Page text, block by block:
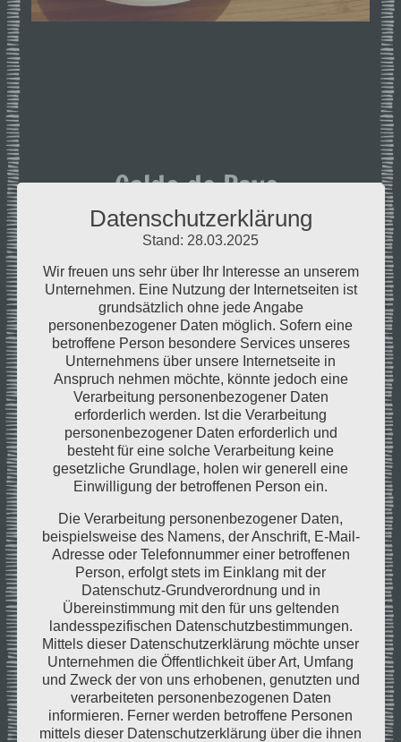
Caldo de Pavo:
Truthahnsuppe
Kategorie FOOD
Was mit Schmackes!
Zartes Putenfleisch aus der Keule trifft auf
knackige Zucchini und sonnengelben Mais. Bohnen
und Kartoffeln bilden die Basis. Zwiebeln, Koriander
und Chili geben der Suppe den nötigen Pfiff. Dazu
Limette, für eine gute Portion Frische.
#conlocapasion#cocinalatino#foodtruckfood
#einfachreinbeißen #zumlöffeln
Post
navigation
vorheriger Beitrag Post
navigation
nächster Beitrag
Datenschutzerklärung
Stand: 28.03.2025
Wir freuen uns sehr über Ihr Interesse an unserem
Unternehmen. Eine Nutzung der Internetseiten ist
grundsätzlich ohne jede Angabe
personenbezogener Daten möglich. Sofern eine
betroffene Person besondere Services unseres
Unternehmens über unsere Internetseite in
Anspruch nehmen möchte, könnte jedoch eine
Verarbeitung personenbezogener Daten
erforderlich werden. Ist die Verarbeitung
personenbezogener Daten erforderlich und
besteht für eine solche Verarbeitung keine
gesetzliche Grundlage, holen wir generell eine
Einwilligung der betroffenen Person ein.
Die Verarbeitung personenbezogener Daten,
beispielsweise des Namens, der Anschrift, E-Mail-
Adresse oder Telefonnummer einer betroffenen
Person, erfolgt stets im Einklang mit der
Datenschutz-Grundverordnung und in
Übereinstimmung mit den für uns geltenden
landesspezifischen Datenschutzbestimmungen.
Mittels dieser Datenschutzerklärung möchte unser
Unternehmen die Öffentlichkeit über Art, Umfang
und Zweck der von uns erhobenen, genutzten und
verarbeiteten personenbezogenen Daten
informieren. Ferner werden betroffene Personen
mittels dieser Datenschutzerklärung über die ihnen